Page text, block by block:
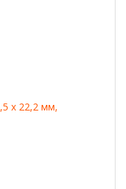
х 22,2 мм,